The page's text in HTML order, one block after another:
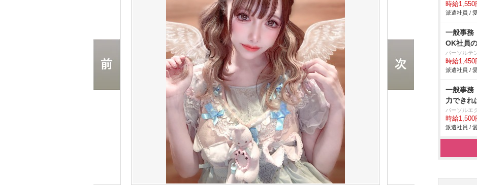
時給1,550
派遣社員 /
一般事務
OK社員
パーソルテ
時給1,450
派遣社員 /
一般事務
力できれ
パーソルエ
時給1,500
派遣社員 /